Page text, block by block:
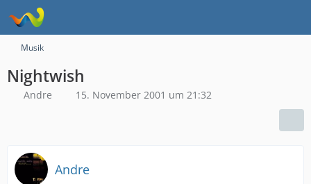
Musik
Nightwish
Andre 15. November 2001 um 21:32
Andre